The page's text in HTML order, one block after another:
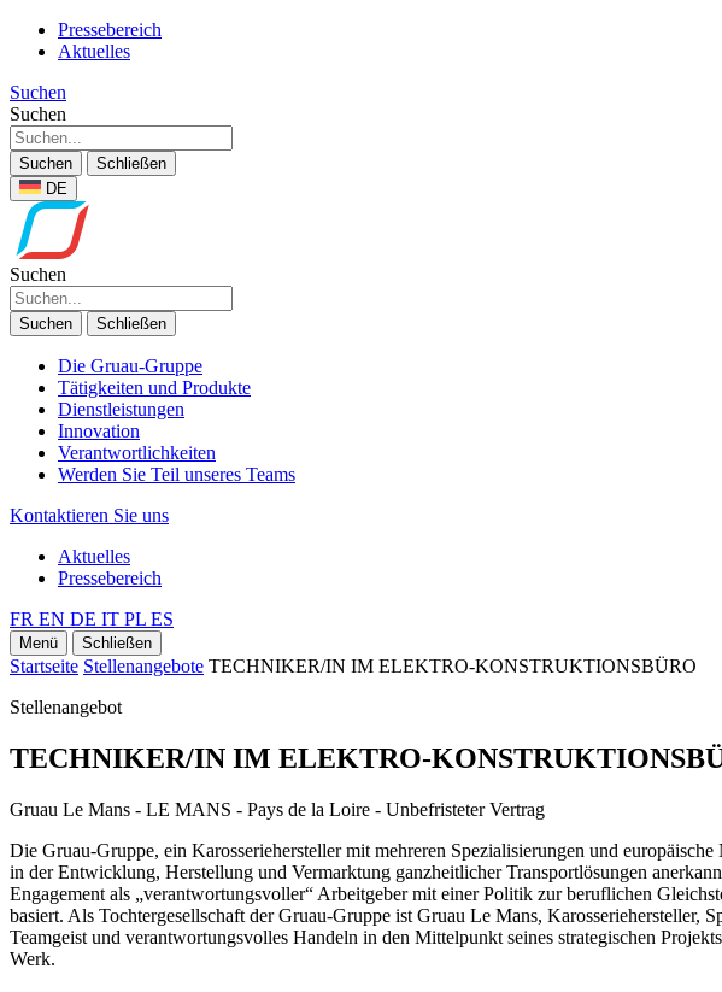
Pressebereich
Aktuelles
Suchen
Suchen
Suchen
Schließen
DE
Suchen
Suchen Schließen
Die Gruau-Gruppe
Tätigkeiten und Produkte
Dienstleistungen
Innovation
Verantwortlichkeiten
Werden Sie Teil unseres Teams
Kontaktieren Sie uns
Aktuelles
Pressebereich
FR EN DE IT PL ES
Menü Schließen
Startseite Stellenangebote TECHNIKER/IN IM ELEKTRO-KONSTRUKTIONSBÜRO
Stellenangebot
TECHNIKER/IN IM ELEKTRO-
Gruau Le Mans - LE MANS - Pays de la Loire - Unbefristeter Vertrag
Die Gruau-Gruppe, ein Karosseriehersteller mit mehreren Spezialisierungen und
in der Entwicklung, Herstellung und Vermarktung ganzheitlicher Transportlösungen
Engagement als „verantwortungsvoller“ Arbeitgeber mit einer Politik zur beruflichen
basiert. Als Tochtergesellschaft der Gruau-Gruppe ist Gruau Le Mans,
Teamgeist und verantwortungsvolles Handeln in den Mittelpunkt seines strategischen
Werk.